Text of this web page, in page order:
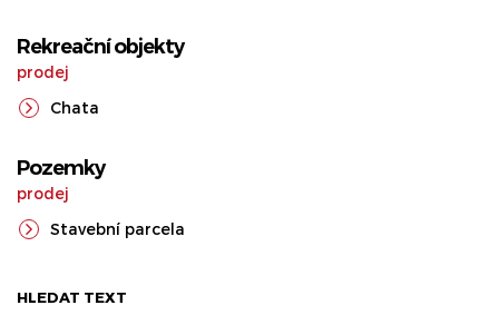
Rekreační objekty
prodej
Chata
Pozemky
prodej
Stavební parcela
HLEDAT TEXT